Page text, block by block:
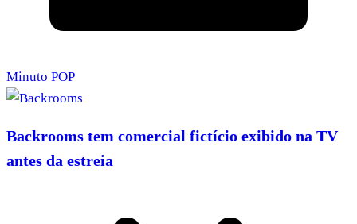
Minuto POP
Backrooms tem comercial fictício exibido na TV
antes da estreia